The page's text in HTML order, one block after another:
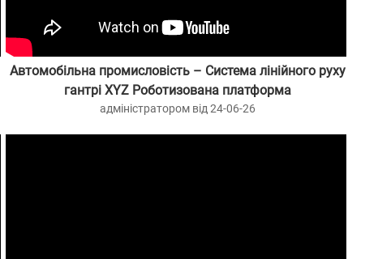
Автомобільна промисловість – Система лінійного руху
гантрі XYZ Роботизована платформа
адміністратором від 24-06-26